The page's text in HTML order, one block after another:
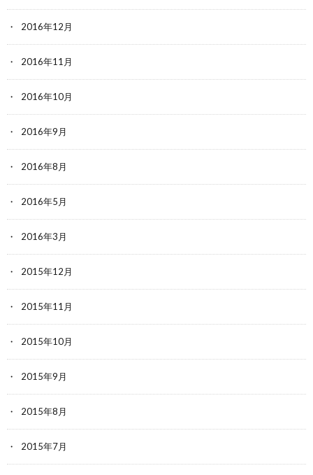
2016年12月
2016年11月
2016年10月
2016年9月
2016年8月
2016年5月
2016年3月
2015年12月
2015年11月
2015年10月
2015年9月
2015年8月
2015年7月